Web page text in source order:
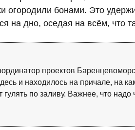
огородили бонами. Это
на дно, оседая на всём, что
проектов
и находилось на причале, на
по заливу. Важнее, что